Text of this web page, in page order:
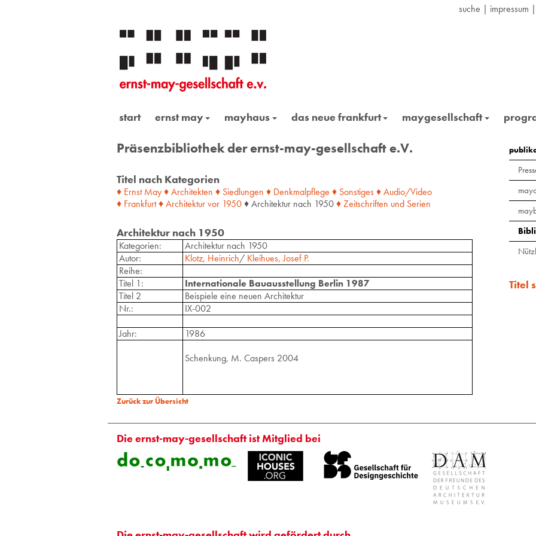
suche | impressum |
start ernst may mayhaus das neue frankfurt maygesellschaft
Präsenzbibliothek der ernst-may-gesellschaft e.V.
Titel nach Kategorien
♦ Ernst May ♦ Architekten ♦ Siedlungen ♦ Denkmalpflege ♦ Sonstiges ♦ Audio/Video
♦ Frankfurt ♦ Architektur vor 1950♦ Architektur nach 1950♦ Zeitschriften und Serien
Architektur nach 1950
Kategorien:
Architektur nach 1950
Autor:
Klotz, Heinrich/ Kleihues, Josef P.
Reihe:
Titel 1:
Internationale Bauausstellung Berlin 1987
Titel 2
Beispiele eine neuen Architektur
Nr.:
IX-002
Jahr:
1986
Schenkung, M. Caspers 2004
Zurück zur Übersicht
Titel
Die ernst-may-gesellschaft ist Mitglied bei